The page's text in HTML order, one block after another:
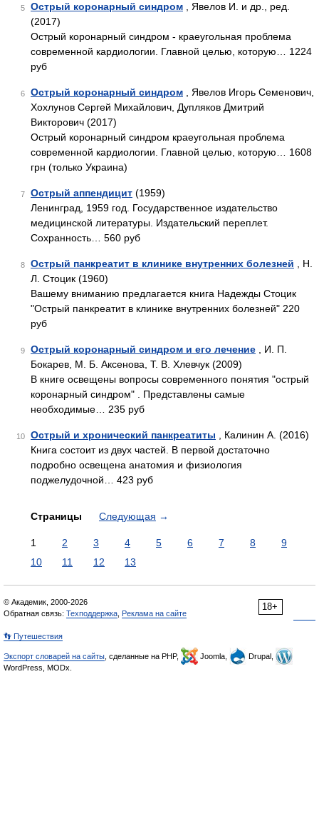
5 Острый коронарный синдром , Явелов И. и др., ред.
(2017)
Острый коронарный синдром - краеугольная проблема
современной кардиологии. Главной целью, которую… 1224
руб
6 Острый коронарный синдром , Явелов Игорь Семенович,
Хохлунов Сергей Михайлович, Дупляков Дмитрий
Викторович (2017)
Острый коронарный синдром краеугольная проблема
современной кардиологии. Главной целью, которую… 1608
грн (только Украина)
7 Острый аппендицит (1959)
Ленинград, 1959 год. Государственное издательство
медицинской литературы. Издательский переплет.
Сохранность… 560 руб
8 Острый панкреатит в клинике внутренних болезней , Н.
Л. Стоцик (1960)
Вашему вниманию предлагается книга Надежды Стоцик
"Острый панкреатит в клинике внутренних болезней" 220
руб
9 Острый коронарный синдром и его лечение , И. П.
Бокарев, М. Б. Аксенова, Т. В. Хлевчук (2009)
В книге освещены вопросы современного понятия "острый
коронарный синдром" . Представлены самые
необходимые… 235 руб
10 Острый и хронический панкреатиты , Калинин А. (2016)
Книга состоит из двух частей. В первой достаточно
подробно освещена анатомия и физиология
поджелудочной… 423 руб
Страницы Следующая →
1 2 3 4 5 6 7 8
9
10
11 12 13
18+
© Академик, 2000-2026
Обратная связь: Техподдержка Реклама на сайте
👣 Путешествия
Экспорт словарей на сайты , сделанные на PHP, Joomla,
Drupal,
WordPress, MODx.